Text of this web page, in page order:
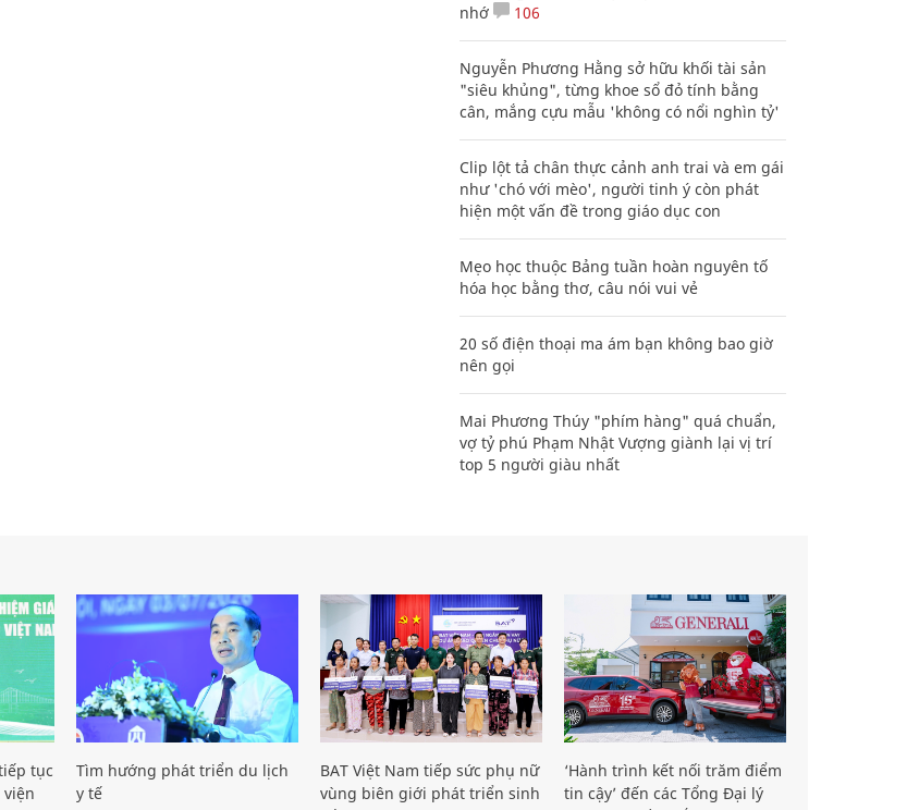
nhớ
106
Nguyễn Phương Hằng sở hữu khối tài sản
"siêu khủng", từng khoe sổ đỏ tính bằng
cân, mắng cựu mẫu 'không có nổi nghìn tỷ'
Clip lột tả chân thực cảnh anh trai và em gái
như 'chó với mèo', người tinh ý còn phát
hiện một vấn đề trong giáo dục con
Mẹo học thuộc Bảng tuần hoàn nguyên tố
hóa học bằng thơ, câu nói vui vẻ
20 số điện thoại ma ám bạn không bao giờ
nên gọi
Mai Phương Thúy "phím hàng" quá chuẩn,
vợ tỷ phú Phạm Nhật Vượng giành lại vị trí
top 5 người giàu nhất
tục
viện
Tìm hướng phát triển du lịch
y tế
BAT Việt Nam tiếp sức phụ nữ
vùng biên giới phát triển sinh
‘Hành trình kết nối trăm điểm
tin cậy’ đến các Tổng Đại lý